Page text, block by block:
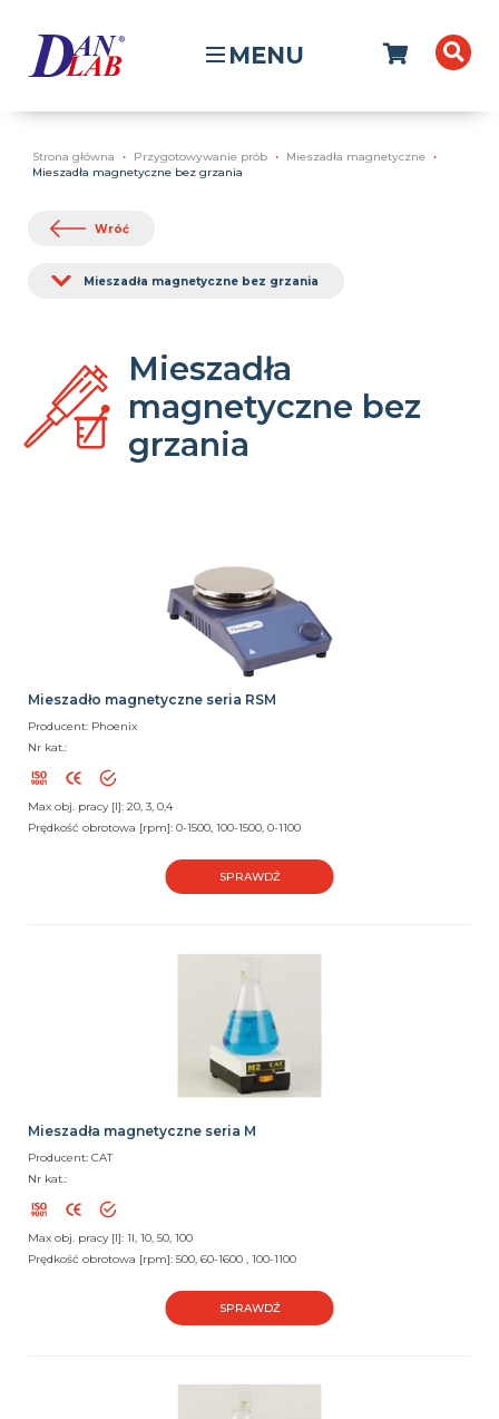
MENU
Strona główna Przygotowywanie prób
Mieszadła magnetyczne
Mieszadła magnetyczne bez grzania
Wróć
Mieszadła magnetyczne bez grzania
Mieszadła
magnetyczne bez
grzania
Mieszadło magnetyczne seria RSM
Producent: Phoenix
Nr kat.:
Max obj. pracy [l]: 20, 3, 0,4
Prędkość obrotowa [rpm]: 0-1500, 100-1500, 0-1100
SPRAWDŹ
Mieszadła magnetyczne seria M
Producent: CAT
Nr kat.:
Max obj. pracy [l]: 1l, 10, 50, 100
Prędkość obrotowa [rpm]: 500, 60-1600 , 100-1100
SPRAWDŹ